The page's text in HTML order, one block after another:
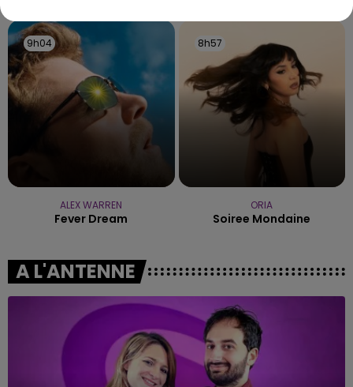
9h04
9h04
ALEX WARREN
Fever Dream
8h57
8h57
ORIA
Soiree Mondaine
A L'ANTENNE